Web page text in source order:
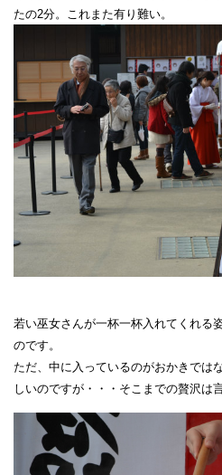
たの2分。これまた有り難い。
若い巫女さんが一杯一杯入れてくれる
のです。
ただ、中に入っているのがおかきでは
しいのですが・・・そこまでの贅沢は